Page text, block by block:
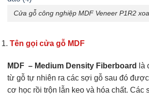
Cửa gỗ công nghiệp MDF Veneer P1R2
Tên gọi cửa gỗ MDF
MDF – Medium Density Fiberboard
là
từ gỗ tự nhiên ra các sợi gỗ sau đó
cơ học rồi trộn lẫn keo và hóa chất. Các